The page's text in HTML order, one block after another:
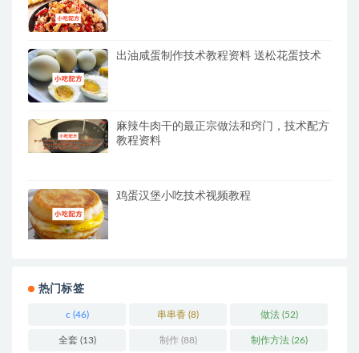
出油咸蛋制作技术教程资料 送松花蛋技术
麻辣牛肉干的最正宗做法和窍门，技术配方
教程资料
鸡蛋汉堡小吃技术视频教程
热门标签
c (46) 串串香 (8) 做法(52)
全套 (13) 制作 (88) 制作方法(26)